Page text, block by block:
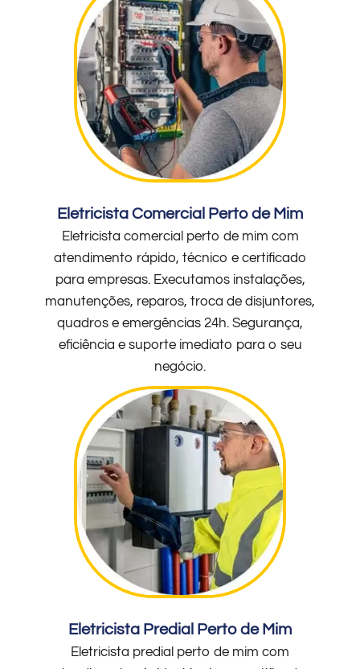
Eletricista Comercial Perto de Mim
Eletricista comercial perto de mim com
atendimento rápido, técnico e certificado
para empresas. Executamos instalações,
manutenções, reparos, troca de disjuntores,
quadros e emergências 24h. Segurança,
eficiência e suporte imediato para o seu
negócio.
Eletricista Predial Perto de Mim
Eletricista predial perto de mim com